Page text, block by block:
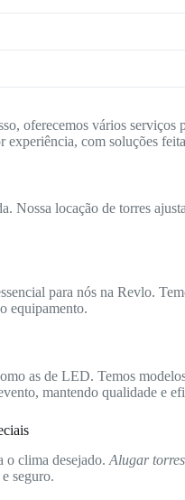
oferecemos vários serviços
experiência, com soluções
Nossa locação de torres
para nós na Revlo.
equipamento.
as de LED. Temos
mantendo qualidade e
o clima desejado. Alugar
seguro.